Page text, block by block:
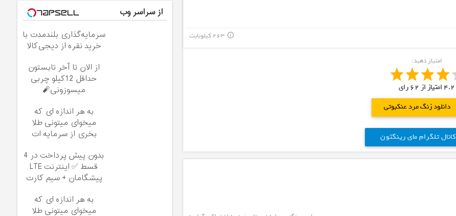
263 کیلوبایت info_outline
امتیاز دهید:
4.2 امتیاز از 62رای
دانلود زنگ مرد عنکبوتی
کانال تلگرام مای رینگتون
از سراسر وب
سرمایه‌گذاری بلندمدت با
خرید نقره از دیجی‌کالا
از الان تا آخر تابستون
حداقل 12کیلو چربی
میسوزونی🧨
به هر اندازه ای که
میخوای میتونی طلا
بخری از سرمایه ات
بدون پیش پرداخت در 4
قسط ✅ اینترنت LTE
پیشگامان + سیم کارت
به هر اندازه ای که
میخوای میتونی طلا